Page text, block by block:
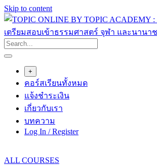
Skip to content
+
คอร์สเรียนทั้งหมด
แจ้งชำระเงิน
เกี่ยวกับเรา
บทความ
Log In / Register
ALL COURSES